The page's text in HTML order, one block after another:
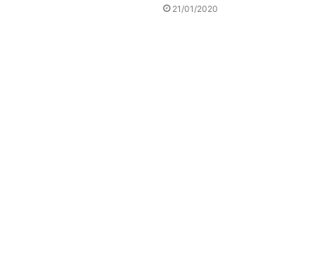
21/01/2020